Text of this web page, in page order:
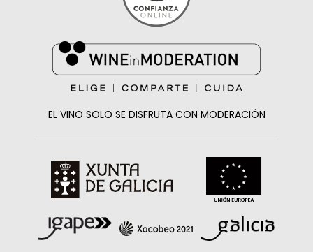
EL VINO SOLO SE DISFRUTA CON MODERACIÓN